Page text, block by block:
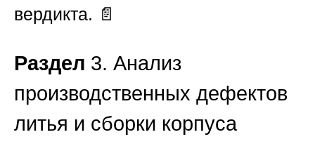
вердикта. 📄
Раздел 3. Анализ
производственных дефектов
литья и сборки корпуса